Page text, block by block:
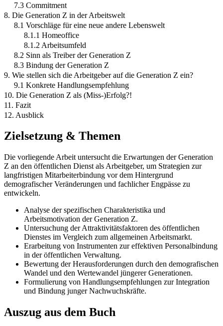
7.3 Commitment
8. Die Generation Z in der Arbeitswelt
8.1 Vorschläge für eine neue andere Lebenswelt
8.1.1 Homeoffice
8.1.2 Arbeitsumfeld
8.2 Sinn als Treiber der Generation Z
8.3 Bindung der Generation Z
9. Wie stellen sich die Arbeitgeber auf die Generation Z ein?
9.1 Konkrete Handlungsempfehlung
10. Die Generation Z als (Miss-)Erfolg?!
11. Fazit
12. Ausblick
Zielsetzung & Themen
Die vorliegende Arbeit untersucht die Erwartungen der Generation
Z an den öffentlichen Dienst als Arbeitgeber, um Strategien zur
langfristigen Mitarbeiterbindung vor dem Hintergrund
demografischer Veränderungen und fachlicher Engpässe zu
entwickeln.
Analyse der spezifischen Charakteristika und
Arbeitsmotivation der Generation Z.
Untersuchung der Attraktivitätsfaktoren des öffentlichen
Dienstes im Vergleich zum allgemeinen Arbeitsmarkt.
Erarbeitung von Instrumenten zur effektiven Personalbindung
in der öffentlichen Verwaltung.
Bewertung der Herausforderungen durch den demografischen
Wandel und den Wertewandel jüngerer Generationen.
Formulierung von Handlungsempfehlungen zur Integration
und Bindung junger Nachwuchskräfte.
Auszug aus dem Buch